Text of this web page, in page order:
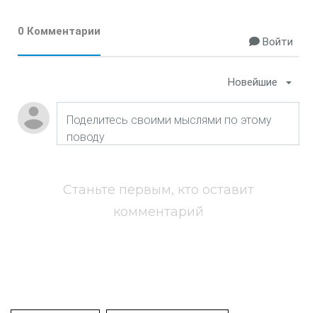
0 Комментарии
Войти
Новейшие
Станьте первым, кто оставит
комментарий